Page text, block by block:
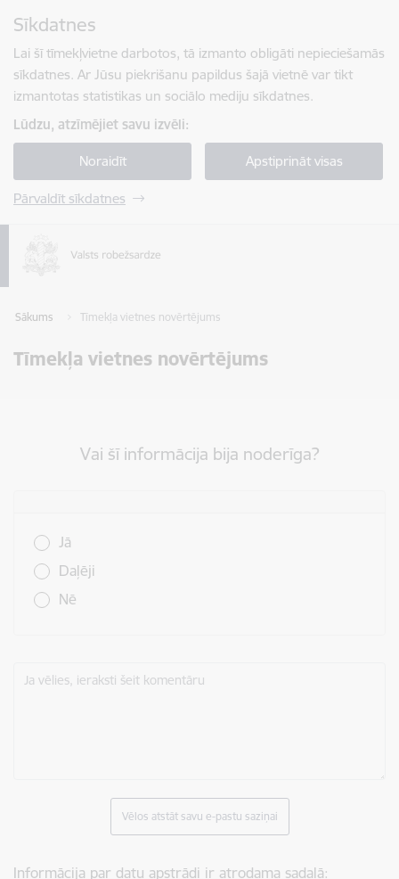
Sīkdatnes
Lai šī tīmekļvietne darbotos, tā izmanto obligāti nepieciešamās
sīkdatnes. Ar Jūsu piekrišanu papildus šajā vietnē var tikt
izmantotas statistikas un sociālo mediju sīkdatnes.
Lūdzu, atzīmējiet savu izvēli:
Noraidīt Apstiprināt visas
Pārvaldīt sīkdatnes
Sākums Tīmekļa vietnes novērtējums
Tīmekļa vietnes novērtējums
Vai šī informācija bija noderīga?
Jā
Daļēji
Nē
Ja vēlies, ieraksti šeit komentāru
Vēlos atstāt savu e-pastu saziņai
Informācija par datu apstrādi ir atrodama sadaļā: